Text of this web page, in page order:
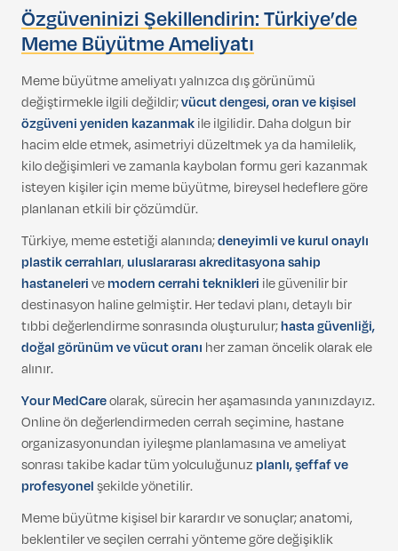
Özgüveninizi Şekillendirin: Türkiye’de
Meme Büyütme Ameliyatı
Meme büyütme ameliyatı yalnızca dış görünümü
değiştirmekle ilgili değildir;vücut dengesi, oran ve kişisel
özgüveni yeniden kazanmakile ilgilidir. Daha dolgun bir
hacim elde etmek, asimetriyi düzeltmek ya da hamilelik,
kilo değişimleri ve zamanla kaybolan formu geri kazanmak
isteyen kişiler için meme büyütme, bireysel hedeflere göre
planlanan etkili bir çözümdür.
Türkiye, meme estetiği alanında;deneyimli ve kurul onaylı
plastik cerrahları,uluslararası akreditasyona sahip
hastanelerivemodern cerrahi teknikleri ile güvenilir bir
destinasyon haline gelmiştir. Her tedavi planı, detaylı bir
tıbbi değerlendirme sonrasında oluşturulur;hasta güvenliği,
doğal görünüm ve vücut oranı her zaman öncelik olarak ele
alınır.
Your MedCareolarak, sürecin her aşamasında yanınızdayız.
Online ön değerlendirmeden cerrah seçimine, hastane
organizasyonundan iyileşme planlamasına ve ameliyat
sonrası takibe kadar tüm yolculuğunuzplanlı, şeffaf ve
profesyonelşekilde yönetilir.
Meme büyütme kişisel bir karardır ve sonuçlar; anatomi,
beklentiler ve seçilen cerrahi yönteme göre değişiklik